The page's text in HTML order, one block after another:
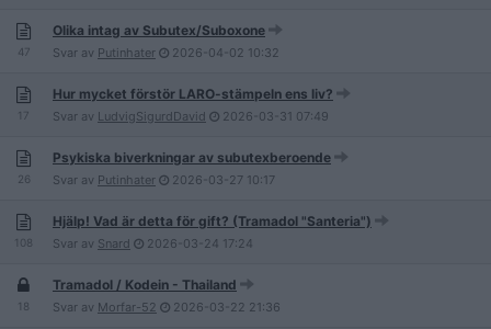
47
Olika intag av Subutex/Suboxone
Svar av Putinhater 2026-04-02 10:32
17
Hur mycket förstör LARO-stämpeln ens liv?
Svar av LudvigSigurdDavid 2026-03-31 07:49
26
Psykiska biverkningar av subutexberoende
Svar av Putinhater 2026-03-27 10:17
108
Hjälp! Vad är detta för gift? (Tramadol "Santeria")
Svar av Snard 2026-03-24 17:24
18
Tramadol / Kodein - Thailand
Svar av Morfar-52 2026-03-22 21:36